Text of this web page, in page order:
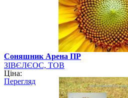
Cоняшник Арена ПР
ЗІВЄЛЄОС, ТОВ
Ціна:
Перегляд